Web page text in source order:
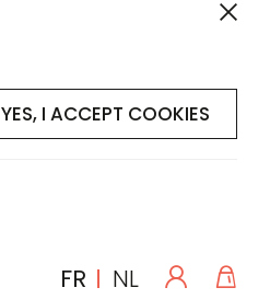
YES, I ACCEPT COOKIES
LANGUE
FR NL